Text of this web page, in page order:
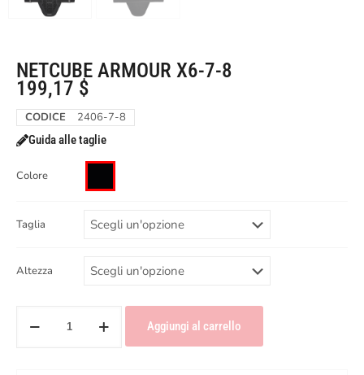
NETCUBE ARMOUR X6-7-8
199,17 $
CODICE
2406-7-8
Guida alle taglie
Colore
Taglia
Altezza
Aggiungi al carrello